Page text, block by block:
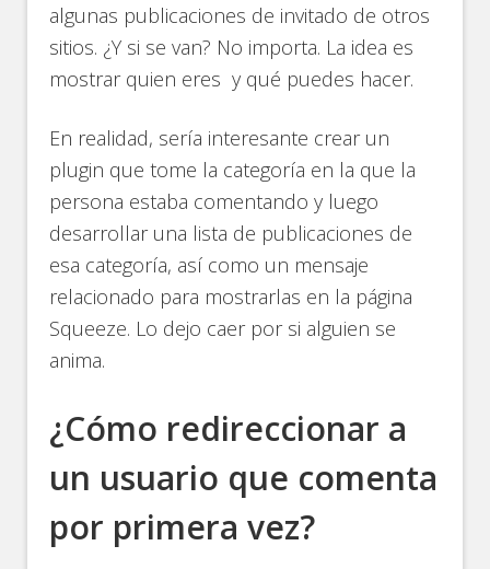
algunas publicaciones de invitado de otros
sitios. ¿Y si se van? No importa. La idea es
mostrar quien eres y qué puedes hacer.
En realidad, sería interesante crear un
plugin que tome la categoría en la que la
persona estaba comentando y luego
desarrollar una lista de publicaciones de
esa categoría, así como un mensaje
relacionado para mostrarlas en la página
Squeeze. Lo dejo caer por si alguien se
anima.
¿Cómo redireccionar a
un usuario que comenta
por primera vez?